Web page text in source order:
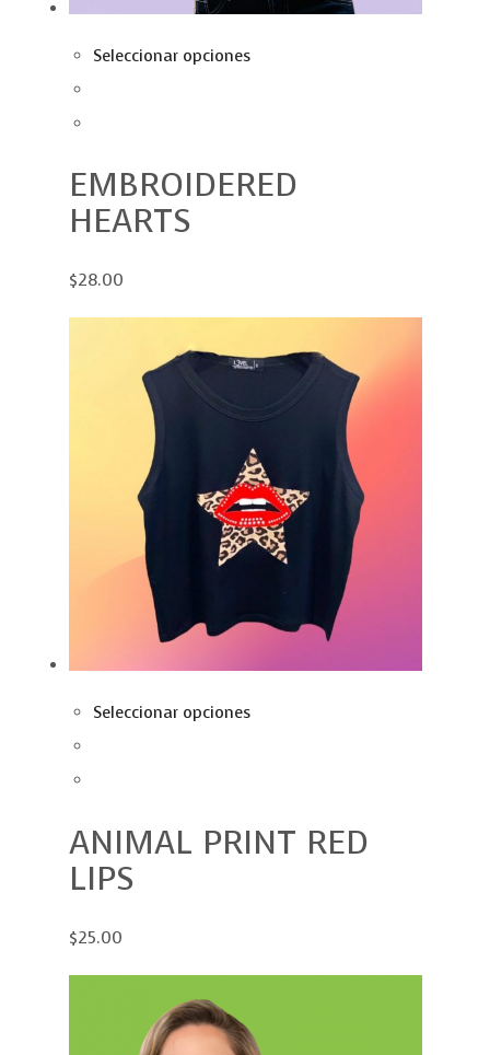
Seleccionar opciones
EMBROIDERED
HEARTS
$28.00
Seleccionar opciones
ANIMAL PRINT RED
LIPS
$25.00